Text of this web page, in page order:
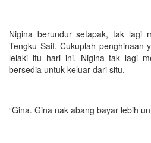
Nigina berundur setapak, tak lagi
Tengku Saif. Cukuplah penghinaan
lelaki itu hari ini. Nigina tak lagi
bersedia untuk keluar dari situ.
“Gina. Gina nak abang bayar lebih